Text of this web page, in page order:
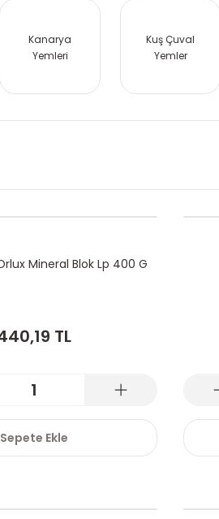
Kanarya
Yemleri
Kuş Çuval
Yemler
Mineral Blok Lp 400 G
TL
Sepete Ekle